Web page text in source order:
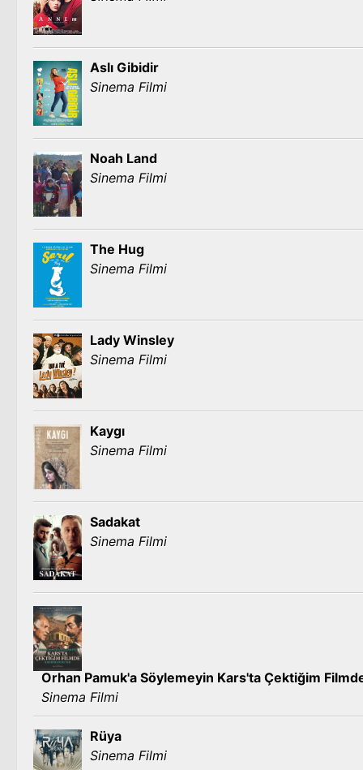
Aslı Gibidir
Sinema Filmi
Noah Land
Sinema Filmi
The Hug
Sinema Filmi
Lady Winsley
Sinema Filmi
Kaygı
Sinema Filmi
Sadakat
Sinema Filmi
Orhan Pamuk'a Söylemeyin Kars'ta Çektiğim
Sinema Filmi
Rüya
Sinema Filmi